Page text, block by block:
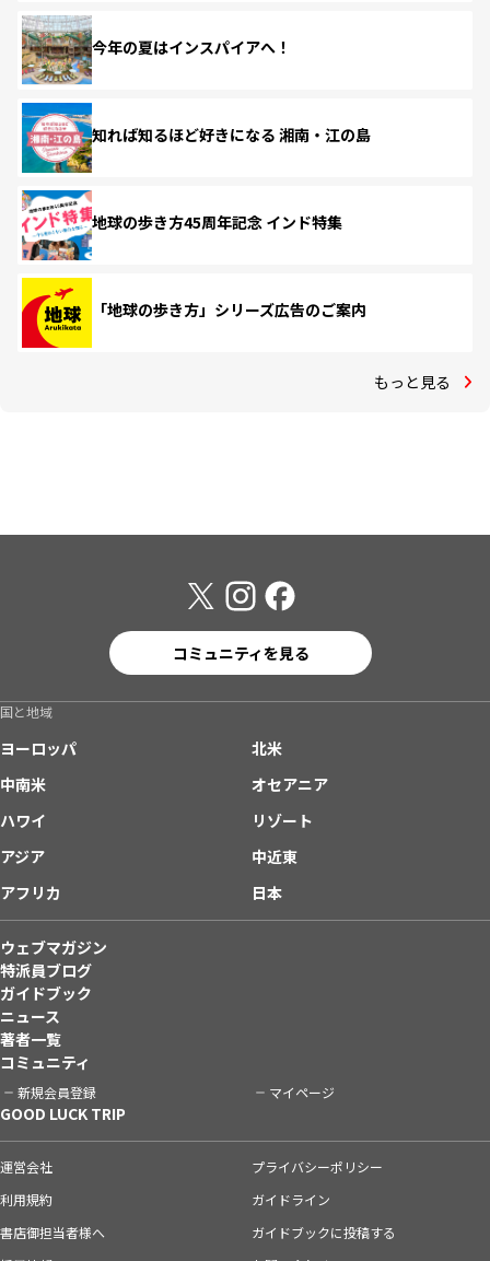
今年の夏はインスパイアへ！
知れば知るほど好きになる 湘南・江の島
地球の歩き方45周年記念 インド特集
「地球の歩き方」シリーズ広告のご案内
もっと見る
コミュニティを見る
国と地域
ヨーロッパ
北米
中南米
オセアニア
ハワイ
リゾート
アジア
中近東
アフリカ
日本
ウェブマガジン
特派員ブログ
ガイドブック
ニュース
著者一覧
コミュニティ
新規会員登録 マイページ
GOOD LUCK TRIP
運営会社
プライバシーポリシー
利用規約
ガイドライン
書店御担当者様へ
ガイドブックに投稿する